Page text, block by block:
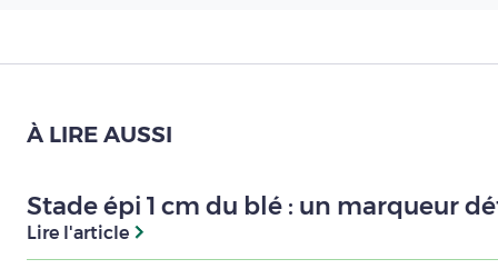
À LIRE AUSSI
Stade épi 1 cm du blé : un marqueur
Lire l'article